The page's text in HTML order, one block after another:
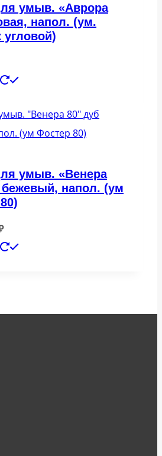
умыв. «Аврора
напол. (ум.
угловой)
умыв. «Венера
бежевый, напол. (ум